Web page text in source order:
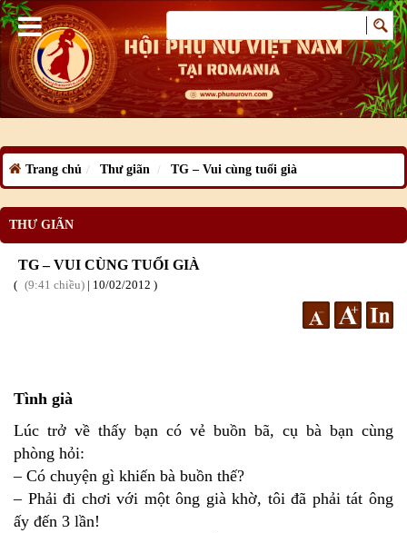
Trang chủ Thư giãn TG – Vui cùng tuổi già
THƯ GIÃN
TG – VUI CÙNG TUỔI GIÀ
9:41 chiều | 10/02/2012
Tình già
Lúc trở về thấy bạn có vẻ buồn bã, cụ bà bạn cùng
phòng hỏi:
– Có chuyện gì khiến bà buồn thế?
– Phải đi chơi với một ông già khờ, tôi đã phải tát ông
ấy đến 3 lần!